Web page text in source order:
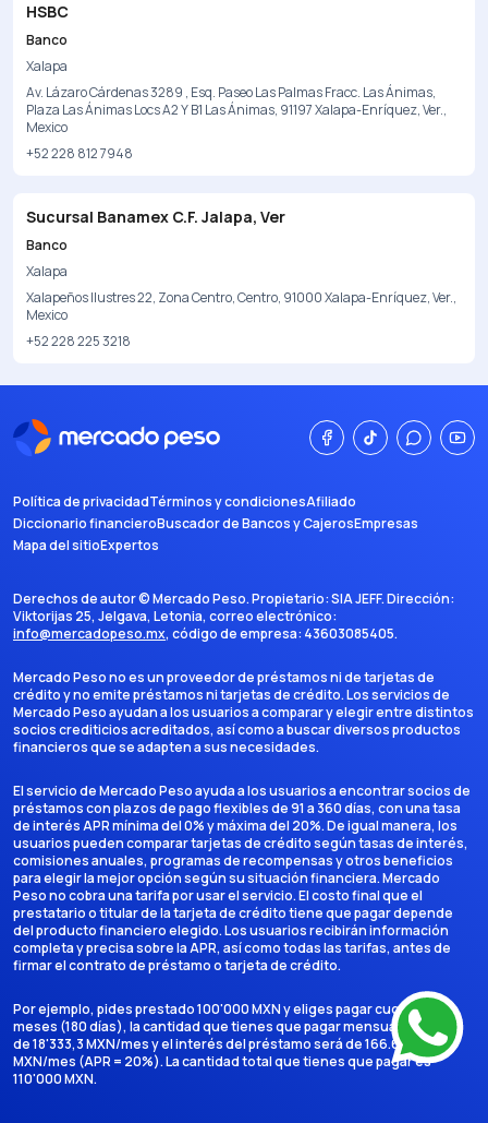
HSBC
Banco
Xalapa
Av. Lázaro Cárdenas 3289 , Esq. Paseo Las Palmas Fracc. Las Ánimas,
Plaza Las Ánimas Locs A2 Y B1 Las Ánimas, 91197 Xalapa-Enríquez, Ver.,
Mexico
+52 228 812 7948
Sucursal Banamex C.F. Jalapa, Ver
Banco
Xalapa
Xalapeños Ilustres 22, Zona Centro, Centro, 91000 Xalapa-Enríquez, Ver.,
Mexico
+52 228 225 3218
Política de privacidadTérminos y condicionesAfiliado
Diccionario financieroBuscador de Bancos y CajerosEmpresas
Mapa del sitioExpertos
Derechos de autor ©Mercado Peso. Propietario:SIA JEFF. Dirección:
Viktorijas 25, Jelgava, Letonia, correo electrónico:
info@mercadopeso.mx, código de empresa: 43603085405.
Mercado Peso no es un proveedor de préstamos ni de tarjetas de
crédito y no emite préstamos ni tarjetas de crédito. Los servicios de
Mercado Peso ayudan a los usuarios a comparar y elegir entre distintos
socios crediticios acreditados, así como a buscar diversos productos
financieros que se adapten a sus necesidades.
El servicio de Mercado Peso ayuda a los usuarios a encontrar socios de
préstamos con plazos de pago flexibles de 91 a 360 días, con una tasa
de interés APR mínima del 0% y máxima del 20%. De igual manera, los
usuarios pueden comparar tarjetas de crédito según tasas de interés,
comisiones anuales, programas de recompensas y otros beneficios
para elegir la mejor opción según su situación financiera. Mercado
Peso no cobra una tarifa por usar el servicio. El costo final que el
prestatario o titular de la tarjeta de crédito tiene que pagar depende
del producto financiero elegido. Los usuarios recibirán información
completa y precisa sobre la APR, así como todas las tarifas, antes de
firmar el contrato de préstamo o tarjeta de crédito.
Por ejemplo, pides prestado 100'000 MXN y eliges pagar cuotas en 6
meses (180 días), la cantidad que tienes que pagar mensualmente es
de 18'333,3 MXN/mes y el interés del préstamo será de 166.666,7
MXN/mes (APR = 20%). La cantidad total que tienes que pagar es
110'000 MXN.